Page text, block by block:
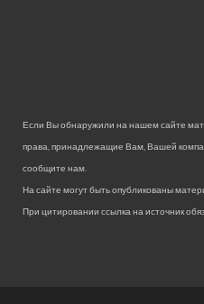
Если Вы обнаружили на нашем сайте
права, принадлежащие Вам, Вашей
сообщите нам.
На сайте могут быть опубликованы
При цитировании ссылка на источник